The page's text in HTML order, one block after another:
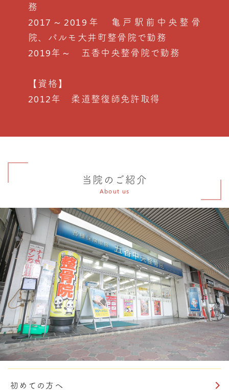
務
2017～2019年 亀戸駅前中央整骨
院、パルモ大井町整骨院で勤務
2019年～ 五香中央整骨院で勤務
【資格】
2012年 柔道整復師免許取得
当院のご紹介
About us
初めての方へ